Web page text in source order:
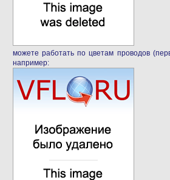
можете работать по цветам проводов
например: